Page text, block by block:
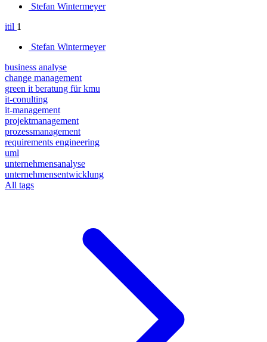
Stefan Wintermeyer
itil 1
Stefan Wintermeyer
business analyse
change management
green it beratung für kmu
it-conulting
it-management
projektmanagement
prozessmanagement
requirements engineering
uml
unternehmensanalyse
unternehmensentwicklung
All tags